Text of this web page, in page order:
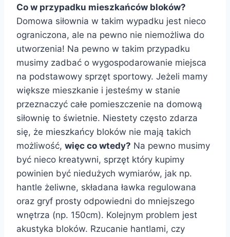
Co w przypadku mieszkańców bloków?
Domowa siłownia w takim wypadku jest nieco
ograniczona, ale na pewno nie niemożliwa do
utworzenia! Na pewno w takim przypadku
musimy zadbać o wygospodarowanie miejsca
na podstawowy sprzęt sportowy. Jeżeli mamy
większe mieszkanie i jesteśmy w stanie
przeznaczyć całe pomieszczenie na domową
siłownię to świetnie. Niestety często zdarza
się, że mieszkańcy bloków nie mają takich
możliwość, więc co wtedy? Na pewno musimy
być nieco kreatywni, sprzęt który kupimy
powinien być niedużych wymiarów, jak np.
hantle żeliwne, składana ławka regulowana
oraz gryf prosty odpowiedni do mniejszego
wnętrza (np. 150cm). Kolejnym problem jest
akustyka bloków. Rzucanie hantlami, czy